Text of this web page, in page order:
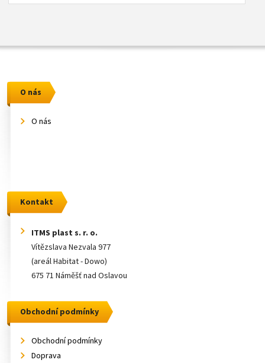
O nás
O nás
Kontakt
ITMS plast s. r. o.
Vítězslava Nezvala 977
(areál Habitat - Dowo)
675 71 Náměšť nad Oslavou
Obchodní podmínky
Obchodní podmínky
Doprava